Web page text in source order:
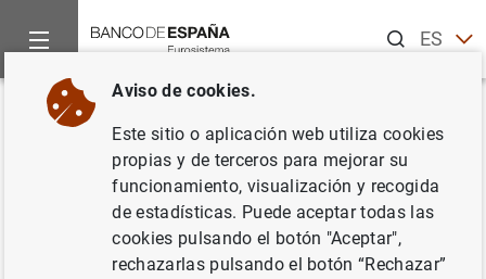
ESEN
Inicio Publicaciones
Volver
Proyecciones e informe
trimestral de la economía
española. Junio 2024
Aviso de cookies.
Este sitio o aplicación web utiliza cookies
propias y de terceros para mejorar su
funcionamiento, visualización y recogida
de estadísticas. Puede aceptar todas las
cookies pulsando el botón "Aceptar",
rechazarlas pulsando el botón “Rechazar”